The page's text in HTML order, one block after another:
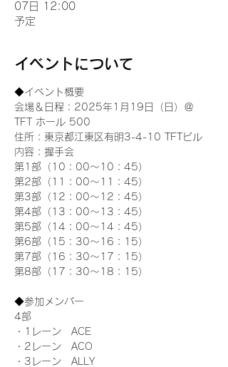
07日 12:00
予定
イベントについて
◆イベント概要
会場＆日程：2025年1月19日（日）＠
TFT ホール 500
住所：東京都江東区有明3-4-10 TFTビル
内容：握手会
第1部（10：00～10：45）
第2部（11：00～11：45）
第3部（12：00～12：45）
第4部（13：00～13：45）
第5部（14：00～14：45）
第6部（15：30～16：15）
第7部（16：30～17：15）
第8部（17：30～18：15）
◆参加メンバー
4部
・1レーン　ACE
・2レーン　ACO
・3レーン　ALLY